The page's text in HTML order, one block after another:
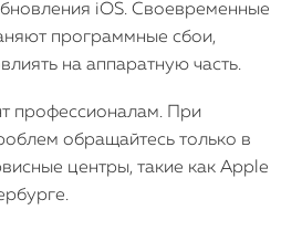
iOS. Своевременные
программные сбои,
на аппаратную часть.
профессионалам. При
обращайтесь только в
центры, такие как Apple